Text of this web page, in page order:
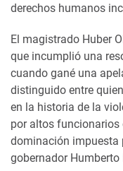
derechos humanos
El magistrado Huber
que incumplió una
cuando gané una
distinguido entre
en la historia de la
por altos funcionarios
dominación impuesta
gobernador Humberto